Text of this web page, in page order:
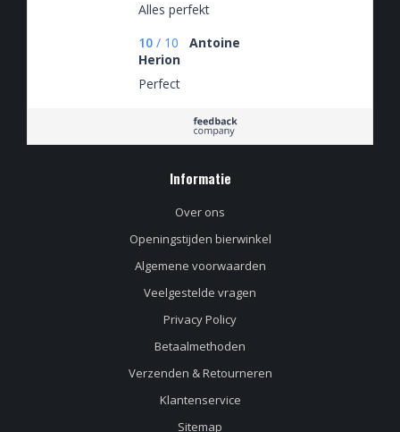
Alles perfekt
10 / 10
Antoine
Herion
Perfect
Informatie
Over ons
Openingstijden bierwinkel
Algemene voorwaarden
Veelgestelde vragen
Privacy Policy
Betaalmethoden
Verzenden & Retourneren
Klantenservice
Sitemap